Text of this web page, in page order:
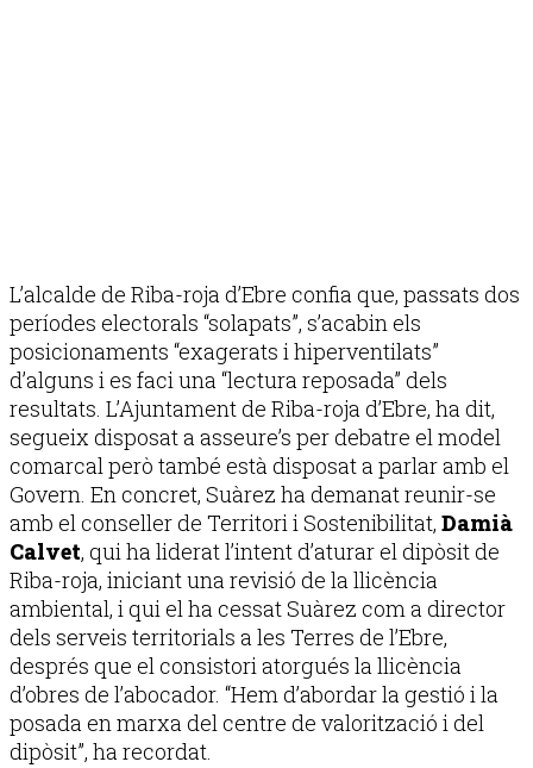
L’alcalde de Riba-roja d’Ebre confia que, passats dos
períodes electorals “solapats”, s’acabin els
posicionaments “exagerats i hiperventilats”
d’alguns i es faci una “lectura reposada” dels
resultats. L’Ajuntament de Riba-roja d’Ebre, ha dit,
segueix disposat a asseure’s per debatre el model
comarcal però també està disposat a parlar amb el
Govern. En concret, Suàrez ha demanat reunir-se
amb el conseller de Territori i Sostenibilitat, Damià
Calvet, qui ha liderat l’intent d’aturar el dipòsit de
Riba-roja, iniciant una revisió de la llicència
ambiental, i qui el ha cessat Suàrez com a director
dels serveis territorials a les Terres de l’Ebre,
després que el consistori atorgués la llicència
d’obres de l’abocador. “Hem d’abordar la gestió i la
posada en marxa del centre de valorització i del
dipòsit”, ha recordat.